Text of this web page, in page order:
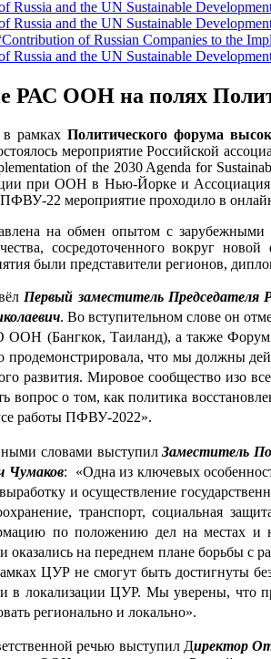
Russia and the UN Sustainable
Russia and the UN Sustainable
of Russian Companies to the
Russia and the UN Sustainable
РАС ООН на полях
в рамках Политического форума
мероприятие Российской
of the 2030 Agenda for
при ООН в Нью-Йорке и
22 мероприятие проходило в
на обмен опытом с зарубежными
сосредоточенного вокруг
были представители регионов,
Первый заместитель
. Во вступительном слове он
ООН (Бангкок, Таиланд), а также
продемонстрировала, что мы должны
развития. Мировое сообщество изо
вопрос о том, как политика
работы ПФВУ-2022».
словами выступил Заместитель
Чумаков:  «Одна из ключевых
выработку и осуществление
транспорт, социальная
по положению дел на местах и
оказались на переднем плане борьбы с
ЦУР не смогут быть достигнуты
в локализации ЦУР. Мы уверены, что
регионально и локально».
речью выступил Директор